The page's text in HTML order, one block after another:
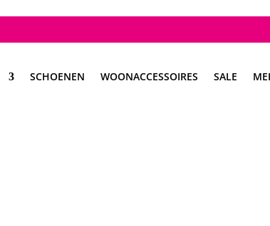
SCHOENEN WOONACCESSOIRES SALE